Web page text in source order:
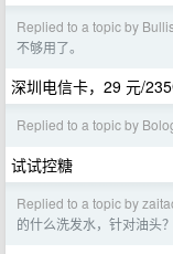
Replied to a topic by
不够用了。
深圳电信卡，29 元/
Replied to a topic by
试试控糖
Replied to a topic by
的什么洗发水，针对油头